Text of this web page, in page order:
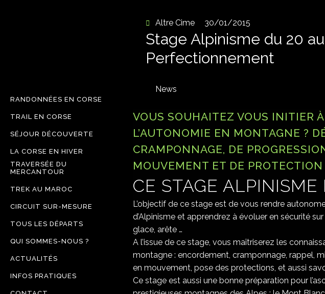
RANDONNÉES EN CORSE
TRAIL EN CORSE
SÉJOUR DÉCOUVERTE
LA CORSE EN HIVER
TRAVERSÉE DU
MERCANTOUR
TREK AU MAROC
CIRCUIT SUR-MESURE
TOUS LES DÉPARTS
QUI SOMMES-NOUS ?
ACTUALITÉS
INFOS PRATIQUES
Altre Cime 30/01/2015
Stage Alpinisme du 20
Perfectionnement
News
VOUS SOUHAITEZ VOUS INITIER
L’AUTONOMIE EN MONTAGNE ?
CRAMPONNAGE, DE
MOUVEMENT ET DE
CE STAGE ALPINISME
L’objectif de ce stage est de vous rendre
d’Alpinisme et apprendrez à évoluer en sécurité
glace, arête …
A l’issue de ce stage, vous maîtriserez les
montagne : encordement, cramponnage, rappel,
en mouvement, pose des protections, et aussi
Ce stage est aussi une bonne préparation pour